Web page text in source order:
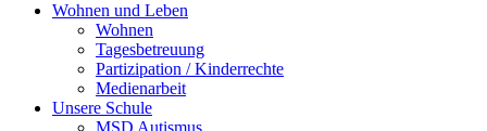
Wohnen und Leben
Wohnen
Tagesbetreuung
Partizipation / Kinderrechte
Medienarbeit
Unsere Schule
MSD Autismus